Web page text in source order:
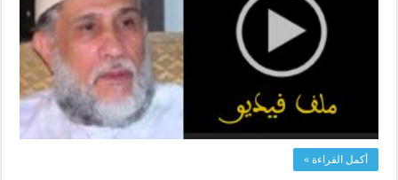
أكمل القراءة »